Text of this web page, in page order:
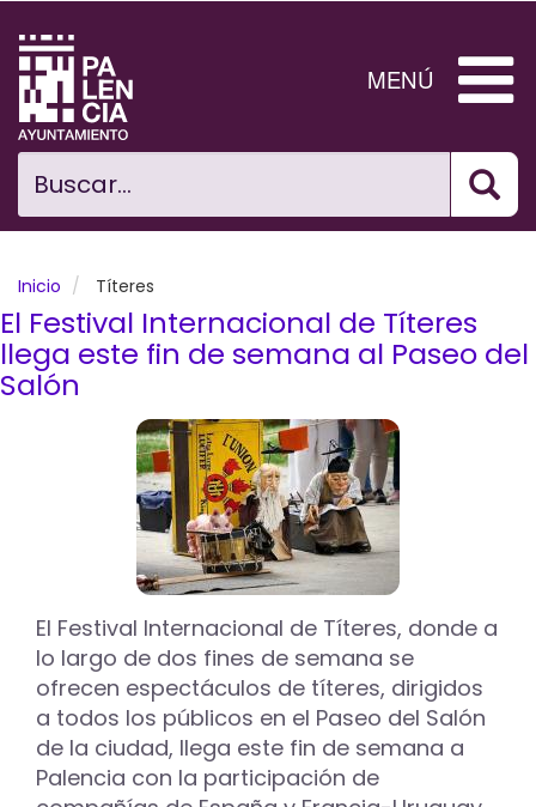
contenido
principal
Buscar...
MENÚ
Ciudad
El Ayuntamiento
Noticias
Planificación Ciudad
Areas municipales
Inicio Títeres
El Festival Internacional de Títeres
llega este fin de semana al Paseo del
Salón
El Festival Internacional de Títeres, donde a
lo largo de dos fines de semana se
ofrecen espectáculos de títeres, dirigidos
a todos los públicos en el Paseo del Salón
de la ciudad, llega este fin de semana a
Palencia con la participación de